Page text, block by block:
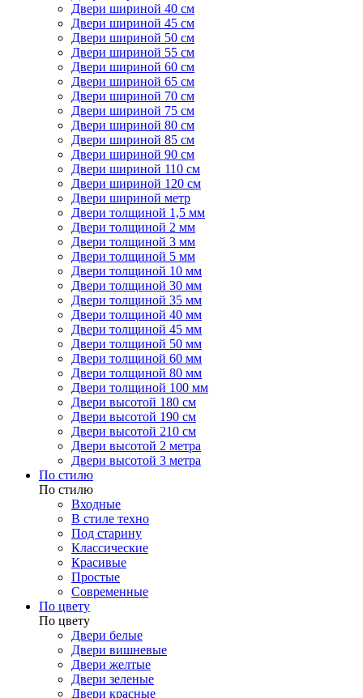
Двери шириной 40 см
Двери шириной 45 см
Двери шириной 50 см
Двери шириной 55 см
Двери шириной 60 см
Двери шириной 65 см
Двери шириной 70 см
Двери шириной 75 см
Двери шириной 80 см
Двери шириной 85 см
Двери шириной 90 см
Двери шириной 110 см
Двери шириной 120 см
Двери шириной метр
Двери толщиной 1,5 мм
Двери толщиной 2 мм
Двери толщиной 3 мм
Двери толщиной 5 мм
Двери толщиной 10 мм
Двери толщиной 30 мм
Двери толщиной 35 мм
Двери толщиной 40 мм
Двери толщиной 45 мм
Двери толщиной 50 мм
Двери толщиной 60 мм
Двери толщиной 80 мм
Двери толщиной 100 мм
Двери высотой 180 см
Двери высотой 190 см
Двери высотой 210 см
Двери высотой 2 метра
Двери высотой 3 метра
По стилю
По стилю
Входные
В стиле техно
Под старину
Классические
Красивые
Простые
Современные
По цвету
По цвету
Двери белые
Двери вишневые
Двери желтые
Двери зеленые
Двери красные